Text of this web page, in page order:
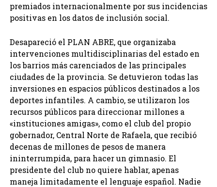
premiados internacionalmente por sus incidencias
positivas en los datos de inclusión social.
Desapareció el PLAN ABRE, que organizaba
intervenciones multidisciplinarias del estado en
los barrios más carenciados de las principales
ciudades de la provincia. Se detuvieron todas las
inversiones en espacios públicos destinados a los
deportes infantiles. A cambio, se utilizaron los
recursos públicos para direccionar millones a
«instituciones amigas», como el club del propio
gobernador, Central Norte de Rafaela, que recibió
decenas de millones de pesos de manera
ininterrumpida, para hacer un gimnasio. El
presidente del club no quiere hablar, apenas
maneja limitadamente el lenguaje español. Nadie